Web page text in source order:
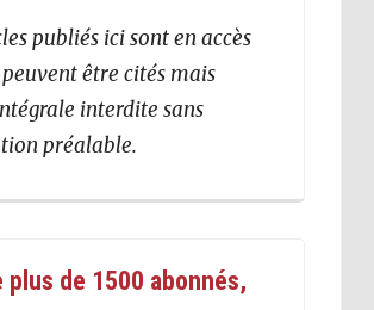
publiés ici sont en accès
être cités mais
interdite sans
préalable.
plus de 1500 abonnés,